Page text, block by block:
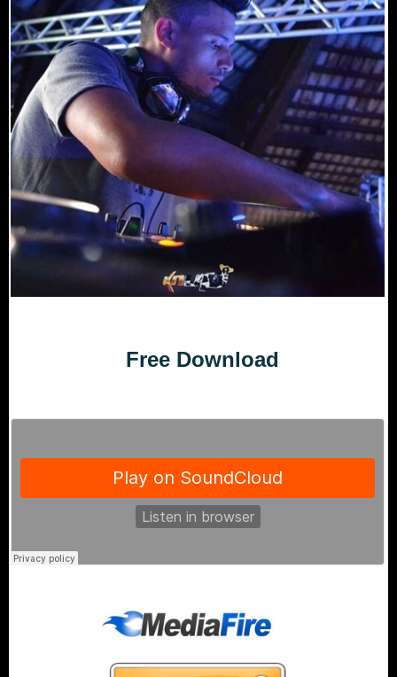
Free Download